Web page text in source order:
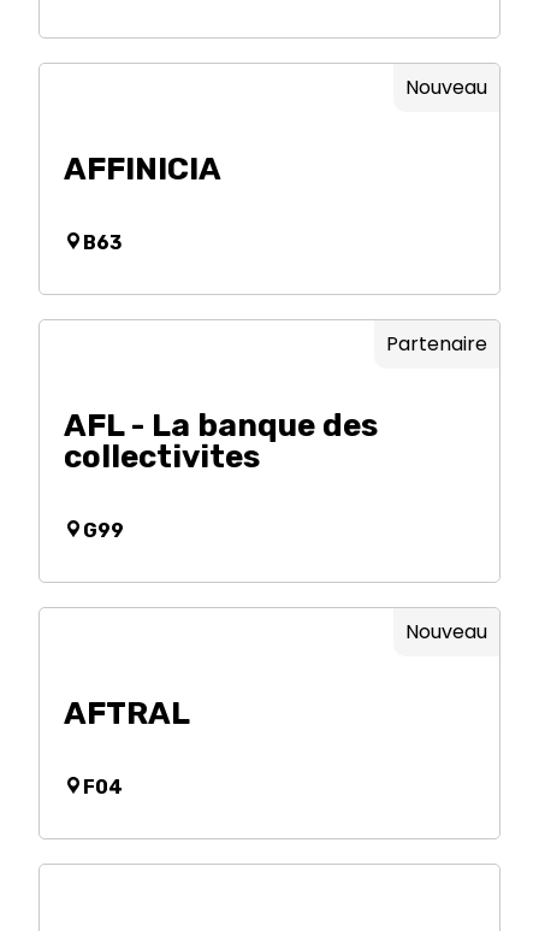
AFFINICIA
B63
Nouveau
AFL - La banque des
collectivites
G99
Partenaire
AFTRAL
F04
Nouveau